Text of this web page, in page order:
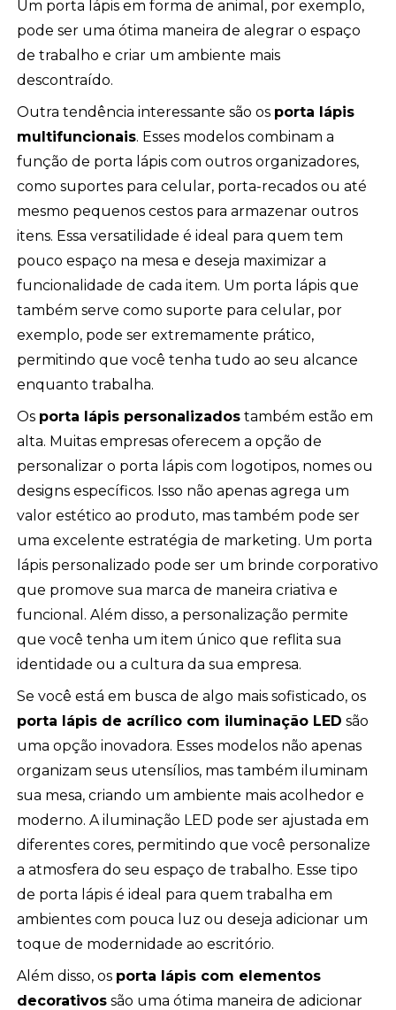
Um porta lápis em forma de animal, por exemplo,
pode ser uma ótima maneira de alegrar o espaço
de trabalho e criar um ambiente mais
descontraído.
Outra tendência interessante são os porta lápis
multifuncionais. Esses modelos combinam a
função de porta lápis com outros organizadores,
como suportes para celular, porta-recados ou até
mesmo pequenos cestos para armazenar outros
itens. Essa versatilidade é ideal para quem tem
pouco espaço na mesa e deseja maximizar a
funcionalidade de cada item. Um porta lápis que
também serve como suporte para celular, por
exemplo, pode ser extremamente prático,
permitindo que você tenha tudo ao seu alcance
enquanto trabalha.
Os porta lápis personalizados também estão em
alta. Muitas empresas oferecem a opção de
personalizar o porta lápis com logotipos, nomes ou
designs específicos. Isso não apenas agrega um
valor estético ao produto, mas também pode ser
uma excelente estratégia de marketing. Um porta
lápis personalizado pode ser um brinde corporativo
que promove sua marca de maneira criativa e
funcional. Além disso, a personalização permite
que você tenha um item único que reflita sua
identidade ou a cultura da sua empresa.
Se você está em busca de algo mais sofisticado, os
porta lápis de acrílico com iluminação LED são
uma opção inovadora. Esses modelos não apenas
organizam seus utensílios, mas também iluminam
sua mesa, criando um ambiente mais acolhedor e
moderno. A iluminação LED pode ser ajustada em
diferentes cores, permitindo que você personalize
a atmosfera do seu espaço de trabalho. Esse tipo
de porta lápis é ideal para quem trabalha em
ambientes com pouca luz ou deseja adicionar um
toque de modernidade ao escritório.
Além disso, os porta lápis com elementos
decorativos são uma ótima maneira de adicionar